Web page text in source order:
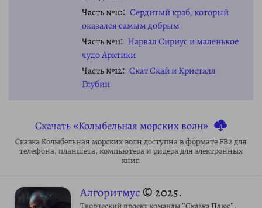
Часть №10
Сердитый краб, который
оказался самым добрым
Часть №11
Нарвал Сириус и маленькое
чудо Арктики
Часть №12
Скат Скай и Кристалл
Глубин
Скачать «Колыбельная морских волн»
Сказка Колыбельная морских волн доступна в формате FB2 для
телефона, планшета, компьютера и ридера для электронных
книг.
Алгоритмус © 2025.